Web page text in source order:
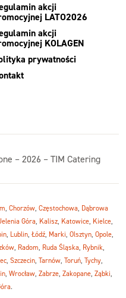
akcji
LATO2026
akcji
KOLAGEN
prywatności
– 2026 – TIM Catering
, Chorzów, Częstochowa, Dąbrowa
Góra, Kalisz, Katowice, Kielce,
, Lublin, Łódź, Marki, Olsztyn, Opole,
, Radom, Ruda Śląska, Rybnik,
, Szczecin, Tarnów, Toruń, Tychy,
, Wrocław, Zabrze, Zakopane, Ząbki,
.